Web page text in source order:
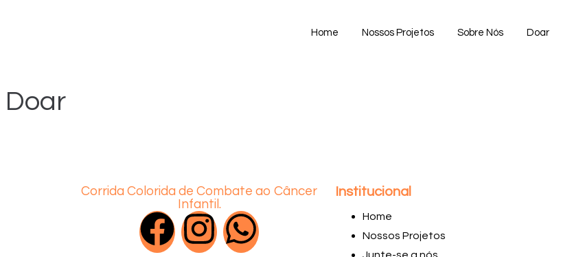
Home Nossos Projetos Sobre Nós Doar
Doar
Corrida Colorida de Combate ao Câncer
Infantil.
Institucional
Home
Nossos Projetos